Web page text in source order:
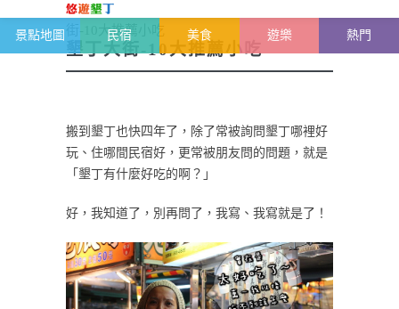
景點地圖 民宿 美食 遊樂 熱門
恆春半島-墾丁雜記
街-10大推薦小吃
墾丁大街-10大推薦小吃
搬到墾丁也快四年了，除了常被詢問墾丁哪裡好
玩、住哪間民宿好，更常被朋友問的問題，就是
「墾丁有什麼好吃的啊？」
好，我知道了，別再問了，我寫、我寫就是了！